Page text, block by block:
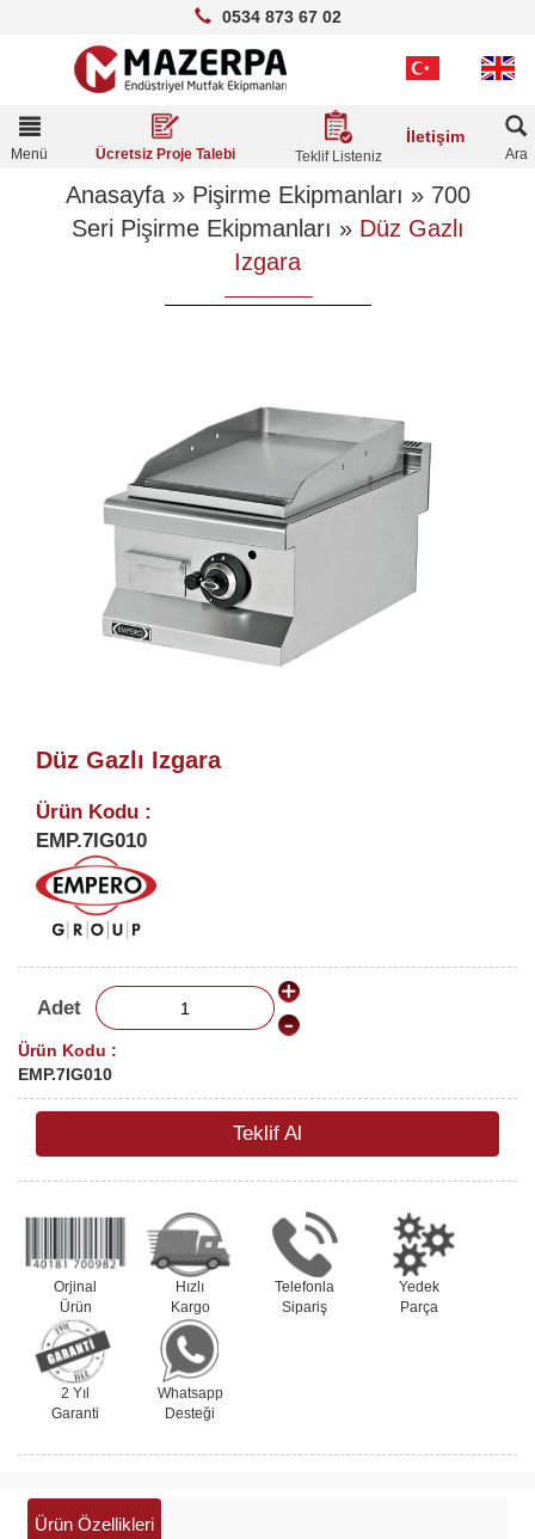
0534 873 67 02
Toggle
navigation
Menü Ücretsiz Proje Talebi Teklif Listeniz
İletişim
Ara
Anasayfa» Pişirme Ekipmanları » 700
Seri Pişirme Ekipmanları » Düz Gazlı
Izgara
Düz Gazlı Izgara
Ürün Kodu :
EMP.7IG010
Adet
Ürün Kodu :
EMP.7IG010
Teklif Al
Orjinal
Ürün
Hızlı
Kargo
Telefonla
Sipariş
Yedek
Parça
2 Yıl
Garanti
Whatsapp
Desteği
Ürün Özellikleri